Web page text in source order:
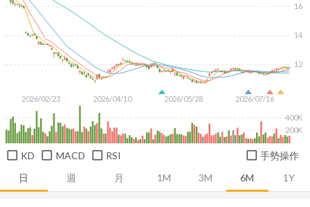
日 週 月 1M 3M 6M 1Y
2026/02/23 2026/04/10 2026/05/28 2026/07/16
12
14
16
200K
400K
KD MACD RSI 手勢操作